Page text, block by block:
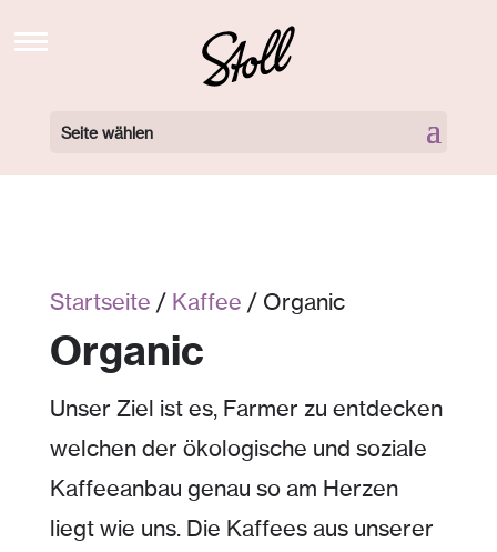
Seite wählen
Startseite / Kaffee / Organic
Organic
Unser Ziel ist es, Farmer zu entdecken
welchen der ökologische und soziale
Kaffeeanbau genau so am Herzen
liegt wie uns. Die Kaffees aus unserer
STOLL’S BREW SCHOOL TV
360 GRAD TOUR
NEWSLETTER
ÜBER UNS
KONTAKT